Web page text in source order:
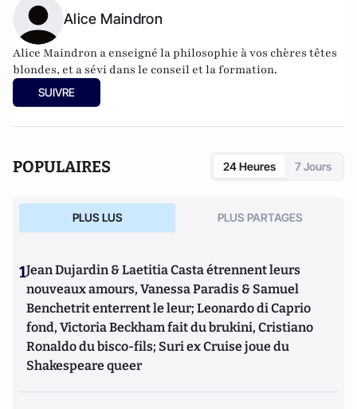
Alice Maindron
Alice Maindron a enseigné la philosophie à vos chères têtes
blondes, et a sévi dans le conseil et la formation.
SUIVRE
POPULAIRES 24 Heures 7 Jours
PLUS LUS PLUS PARTAGES
1Jean Dujardin & Laetitia Casta étrennent leurs
nouveaux amours, Vanessa Paradis & Samuel
Benchetrit enterrent le leur; Leonardo di Caprio
fond, Victoria Beckham fait du brukini, Cristiano
Ronaldo du bisco-fils; Suri ex Cruise joue du
Shakespeare queer